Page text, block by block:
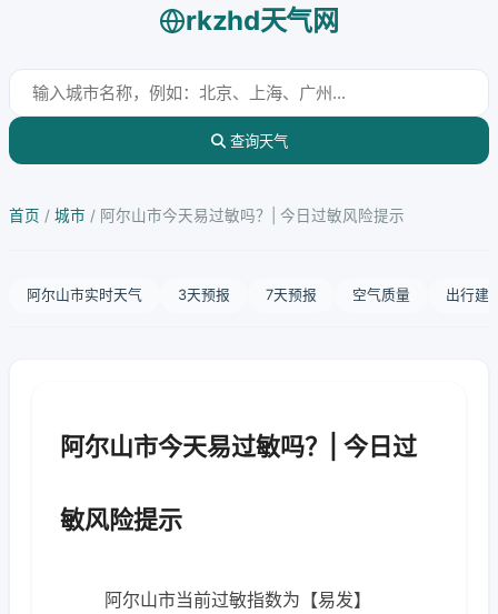
rkzhd天气网
查询天气
首页 / 城市 / 阿尔山市今天易过敏吗？| 今日过敏风险提示
阿尔山市实时天气 3天预报 7天预报 空气质量 出行建
阿尔山市今天易过敏吗？| 今日过
敏风险提示
阿尔山市当前过敏指数为【易发】